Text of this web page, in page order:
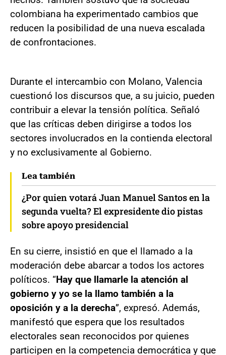
colombiana ha experimentado cambios que
reducen la posibilidad de una nueva escalada
de confrontaciones.
Durante el intercambio con Molano, Valencia
cuestionó los discursos que, a su juicio, pueden
contribuir a elevar la tensión política. Señaló
que las críticas deben dirigirse a todos los
sectores involucrados en la contienda electoral
y no exclusivamente al Gobierno.
Lea también
¿Por quien votará Juan Manuel Santos en la
segunda vuelta? El expresidente dio pistas
sobre apoyo presidencial
En su cierre, insistió en que el llamado a la
moderación debe abarcar a todos los actores
políticos. “Hay que llamarle la atención al
gobierno y yo se la llamo también a la
oposición y a la derecha”, expresó. Además,
manifestó que espera que los resultados
electorales sean reconocidos por quienes
participen en la competencia democrática y que